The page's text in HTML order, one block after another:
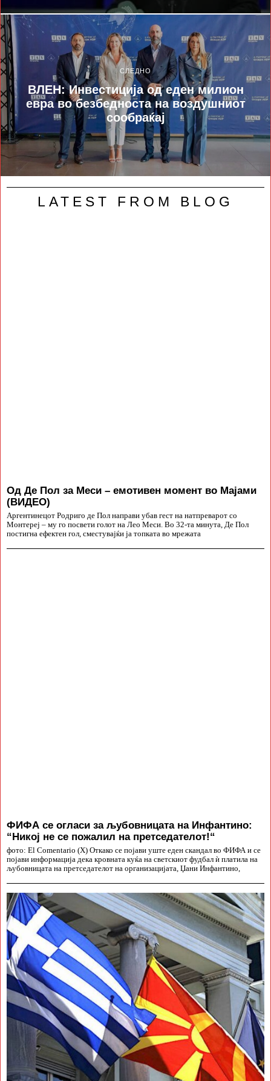
СЛЕДНО
ВЛЕН: Инвестиција од еден милион
евра во безбедноста на воздушниот
сообраќај
LATEST FROM BLOG
Од Де Пол за Меси – емотивен момент во Мајами
(ВИДЕО)
Аргентинецот Родриго де Пол направи убав гест на натпреварот со
Монтереј – му го посвети голот на Лео Меси. Во 32-та минута, Де Пол
постигна ефектен гол, сместувајќи ја топката во мрежата
ФИФА се огласи за љубовницата на Инфантино:
“Никој не се пожалил на претседателот!“
фото: El Comentario (X) Откако се појави уште еден скандал во ФИФА и се
појави информација дека кровната куќа на светскиот фудбал ѝ платила на
љубовницата на претседателот на организацијата, Џани Инфантино,